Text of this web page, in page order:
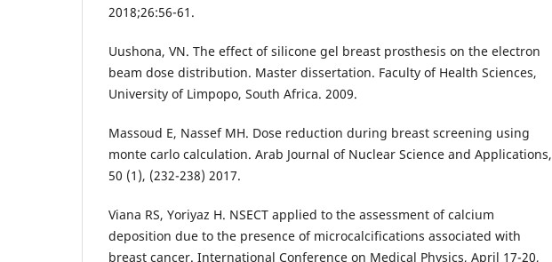
2018;26:56-61.
Uushona, VN. The effect of silicone gel breast prosthesis on the electron
beam dose distribution. Master dissertation. Faculty of Health Sciences,
University of Limpopo, South Africa. 2009.
Massoud E, Nassef MH. Dose reduction during breast screening using
monte carlo calculation. Arab Journal of Nuclear Science and Applications,
50 (1), (232-238) 2017.
Viana RS, Yoriyaz H. NSECT applied to the assessment of calcium
deposition due to the presence of microcalcifications associated with
breast cancer. International Conference on Medical Physics, April 17-20,